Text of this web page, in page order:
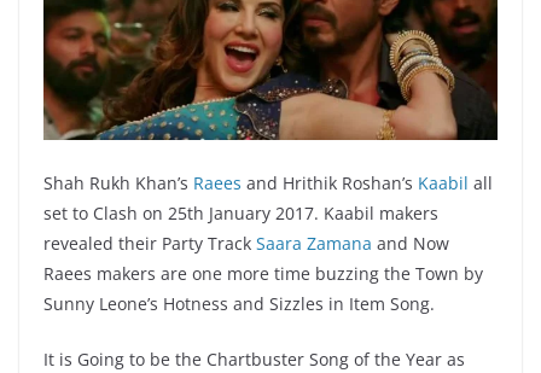
Shah Rukh Khan’s Raees and Hrithik Roshan’s Kaabil all
set to Clash on 25th January 2017. Kaabil makers
revealed their Party Track Saara Zamana and Now
Raees makers are one more time buzzing the Town by
Sunny Leone’s Hotness and Sizzles in Item Song.
It is Going to be the Chartbuster Song of the Year as